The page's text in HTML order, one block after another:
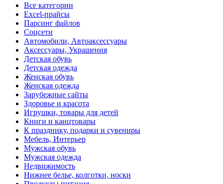
Все категории
Excel-прайсы
Парсинг файлов
Соцсети
Автомобили, Автоаксессуары
Аксессуары, Украшения
Детская обувь
Детская одежда
Женская обувь
Женская одежда
Зарубежные сайты
Здоровье и красота
Игрушки, товары для детей
Книги и канцтовары
К празднику, подарки и сувениры
Мебель, Интерьер
Мужская обувь
Мужская одежда
Недвижимость
Нижнее белье, колготки, носки